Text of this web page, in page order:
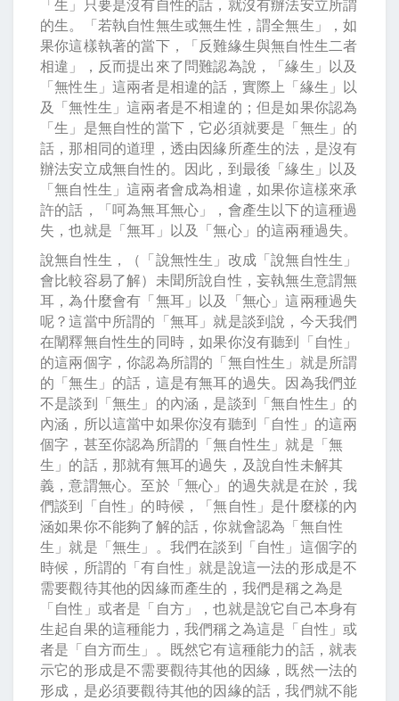
「生」只要是沒有自性的話，就沒有辦法安立所謂
的生。「若執自性無生或無生性，謂全無生」，如
果你這樣執著的當下，「反難緣生與無自性生二者
相違」，反而提出來了問難認為說，「緣生」以及
「無性生」這兩者是相違的話，實際上「緣生」以
及「無性生」這兩者是不相違的；但是如果你認為
「生」是無自性的當下，它必須就要是「無生」的
話，那相同的道理，透由因緣所產生的法，是沒有
辦法安立成無自性的。因此，到最後「緣生」以及
「無自性生」這兩者會成為相違，如果你這樣來承
許的話，「呵為無耳無心」，會產生以下的這種過
失，也就是「無耳」以及「無心」的這兩種過失。
說無自性生，（「說無性生」改成「說無自性生」
會比較容易了解）未聞所說自性，妄執無生意謂無
耳，為什麼會有「無耳」以及「無心」這兩種過失
呢？這當中所謂的「無耳」就是談到說，今天我們
在闡釋無自性生的同時，如果你沒有聽到「自性」
的這兩個字，你認為所謂的「無自性生」就是所謂
的「無生」的話，這是有無耳的過失。因為我們並
不是談到「無生」的內涵，是談到「無自性生」的
內涵，所以這當中如果你沒有聽到「自性」的這兩
個字，甚至你認為所謂的「無自性生」就是「無
生」的話，那就有無耳的過失，及說自性未解其
義，意謂無心。至於「無心」的過失就是在於，我
們談到「自性」的時候，「無自性」是什麼樣的內
涵如果你不能夠了解的話，你就會認為「無自性
生」就是「無生」。我們在談到「自性」這個字的
時候，所謂的「有自性」就是說這一法的形成是不
需要觀待其他的因緣而產生的，我們是稱之為是
「自性」或者是「自方」，也就是說它自己本身有
生起自果的這種能力，我們稱之為這是「自性」或
者是「自方而生」。既然它有這種能力的話，就表
示它的形成是不需要觀待其他的因緣，既然一法的
形成，是必須要觀待其他的因緣的話，我們就不能